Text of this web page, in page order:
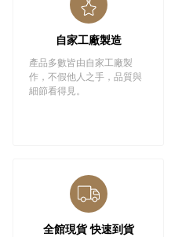
自家工廠製造
產品多數皆由自家工廠製
作，不假他人之手，品質與
細節看得見。
全館現貨 快速到貨